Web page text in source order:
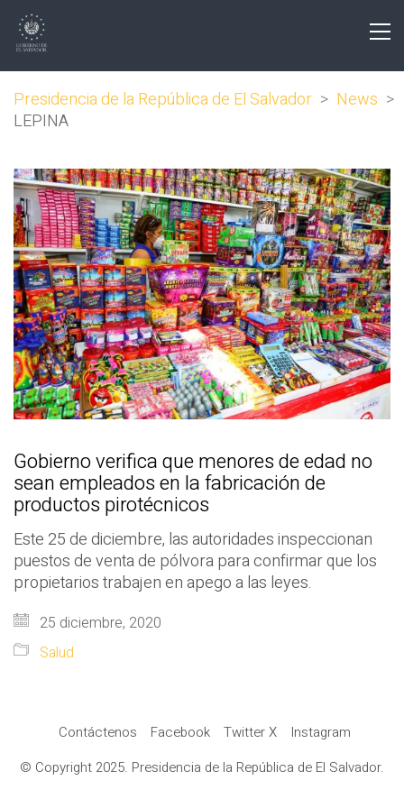
Presidencia de la República de El Salvador > News >
LEPINA
Gobierno verifica que menores de edad no
sean empleados en la fabricación de
productos pirotécnicos
Este 25 de diciembre, las autoridades inspeccionan
puestos de venta de pólvora para confirmar que los
propietarios trabajen en apego a las leyes.
25 diciembre, 2020
Salud
Contáctenos Facebook Twitter X
Instagram
© Copyright 2025. Presidencia de la República de El Salvador.